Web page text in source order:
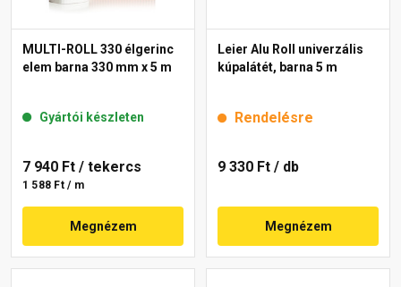
MULTI-ROLL 330 élgerinc
elem barna 330 mm x 5 m
Gyártói készleten
7 940 Ft / tekercs
1 588 Ft / m
Megnézem
Leier Alu Roll univerzális
kúpalátét, barna 5 m
Rendelésre
9 330 Ft / db
Megnézem